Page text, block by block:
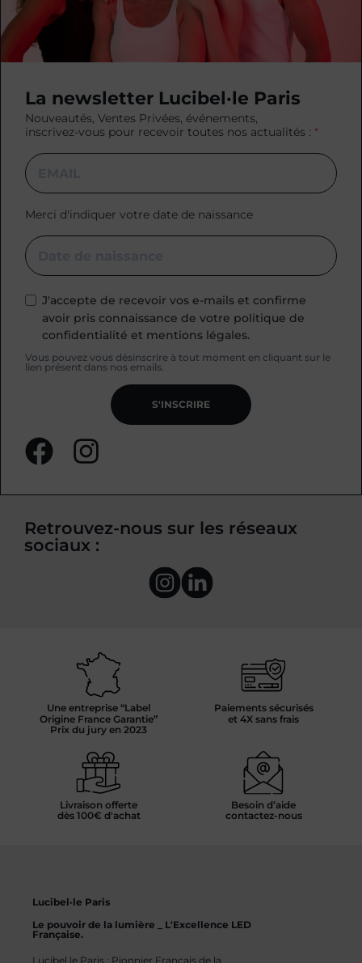
La newsletter Lucibel·le Paris
Nouveautés, Ventes Privées, événements,
inscrivez-vous pour recevoir toutes nos actualités :
Merci d'indiquer votre date de naissance
J'accepte de recevoir vos e-mails et confirme
avoir pris connaissance de votre politique de
confidentialité et mentions légales.
Vous pouvez vous désinscrire à tout moment en cliquant sur le
lien présent dans nos emails.
S'INSCRIRE
Retrouvez-nous sur les réseaux
sociaux :
Une entreprise “Label
Origine France Garantie”
Prix du jury en 2023
Paiements sécurisés
et 4X sans frais
Livraison offerte
dès 100€ d'achat
Besoin d’aide
contactez-nous
Lucibel·le Paris
Le pouvoir de la lumière _ L'Excellence LED
Française.
Lucibel.le Paris : Pionnier Français de la